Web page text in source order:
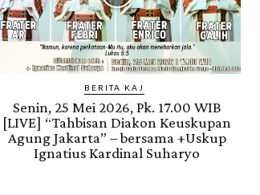
BERITA KAJ
Senin, 25 Mei 2026, Pk. 17.00 WIB
[LIVE] “Tahbisan Diakon Keuskupan
Agung Jakarta” – bersama +Uskup
Ignatius Kardinal Suharyo